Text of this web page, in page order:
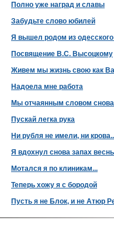
Полно уже наград и славы
Забудьте слово юбилей
Я вышел родом из
Посвящение В.С. Высоцкому
Живем мы жизнь свою как
Надоела мне работа
Мы отчаянным словом
Пускай легка рука
Ни рубля не имели, ни
Я вдохнул снова запах
Мотался я по клиникам...
Теперь хожу я с бородой
Пусть я не Блок, и не Атюр